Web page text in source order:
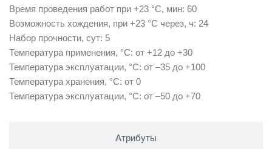
Атрибуты
Время проведения работ при +23 °С, мин: 60
Возможность хождения, при +23 °C через, ч: 24
Набор прочности, сут: 5
Температура применения, °С: от +12 до +30
Температура эксплуатации, °C: от –35 до +100
Температура хранения, °С: от 0
Температура эксплуатации, °C: от –50 до +70